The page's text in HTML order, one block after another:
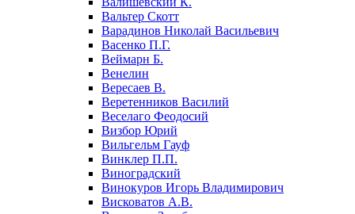
Вальтер Скотт
Варадинов Николай Васильевич
Васенко П.Г.
Веймарн Б.
Венелин
Вересаев В.
Веретенников Василий
Веселаго Феодосий
Визбор Юрий
Вильгельм Гауф
Винклер П.П.
Виноградский
Винокуров Игорь Владимирович
Висковатов А.В.